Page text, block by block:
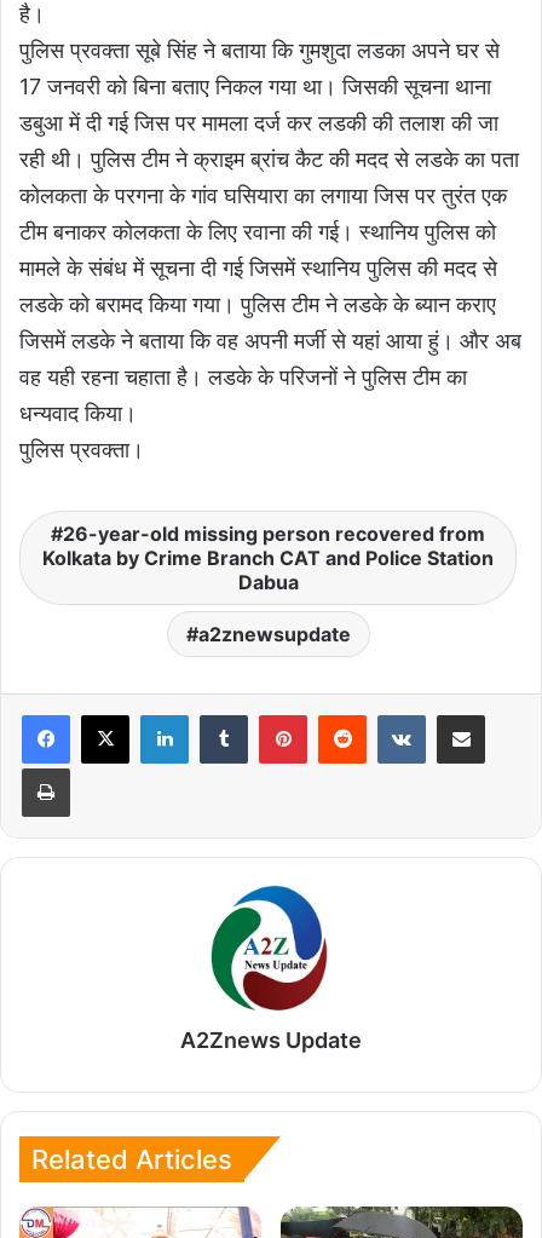
है।
पुलिस प्रवक्ता सूबे सिंह ने बताया कि गुमशुदा लडका अपने घर से
17 जनवरी को बिना बताए निकल गया था। जिसकी सूचना थाना
डबुआ में दी गई जिस पर मामला दर्ज कर लडकी की तलाश की जा
रही थी। पुलिस टीम ने क्राइम ब्रांच कैट की मदद से लडके का पता
कोलकता के परगना के गांव घसियारा का लगाया जिस पर तुरंत एक
टीम बनाकर कोलकता के लिए रवाना की गई। स्थानिय पुलिस को
मामले के संबंध में सूचना दी गई जिसमें स्थानिय पुलिस की मदद से
लडके को बरामद किया गया। पुलिस टीम ने लडके के ब्यान कराए
जिसमें लडके ने बताया कि वह अपनी मर्जी से यहां आया हुं। और अब
वह यही रहना चहाता है। लडके के परिजनों ने पुलिस टीम का
धन्यवाद किया।
पुलिस प्रवक्ता।
26-year-old missing person recovered from
Kolkata by Crime Branch CAT and Police Station
Dabua
a2znewsupdate
A2Znews Update
Related Articles